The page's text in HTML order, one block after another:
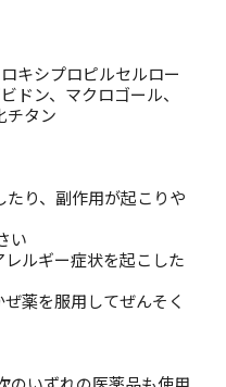
キシプロピルセルロー
ドン、マクロゴール、
チタン
り、副作用が起こりや
い
ルギー症状を起こした
薬を服用してぜんそく